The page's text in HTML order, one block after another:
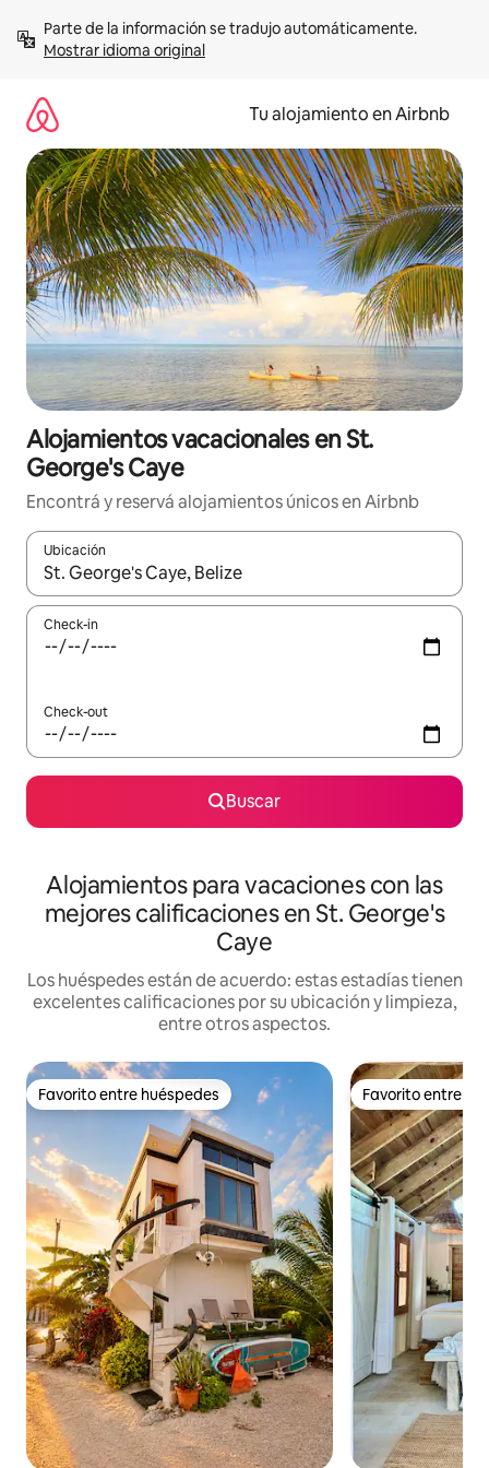
contenidoMostrar idioma original
Tu alojamiento en Airbnb
Alojamientos vacacionales en St.
George's Caye
Encontrá y reservá alojamientos únicos en Airbnb
Ubicación
Cuando los resultados estén disponibles, navegá con las
Check-in
Check-out
Buscar
Alojamientos para vacaciones con las
mejores calificaciones en St. George's
Caye
Los huéspedes están de acuerdo: estas estadías tienen
excelentes calificaciones por su ubicación y limpieza,
entre otros aspectos.
Favorito entre huéspedes
Favorito entre huéspedes Favorito entre
Favorito entre